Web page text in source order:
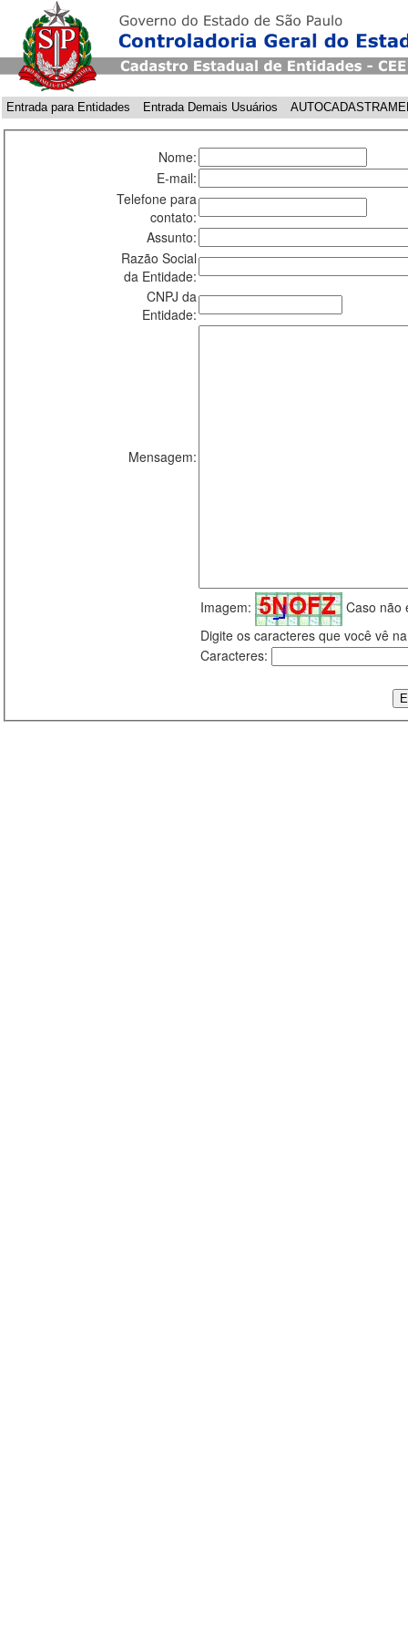
Entrada para Entidades Entrada Demais Usuários
Nome:
E-mail:
Telefone para
contato:
Assunto:
Razão Social
da Entidade:
CNPJ da
Entidade:
Mensagem:
Imagem:
Caso não
Digite os caracteres que você vê
Caracteres: